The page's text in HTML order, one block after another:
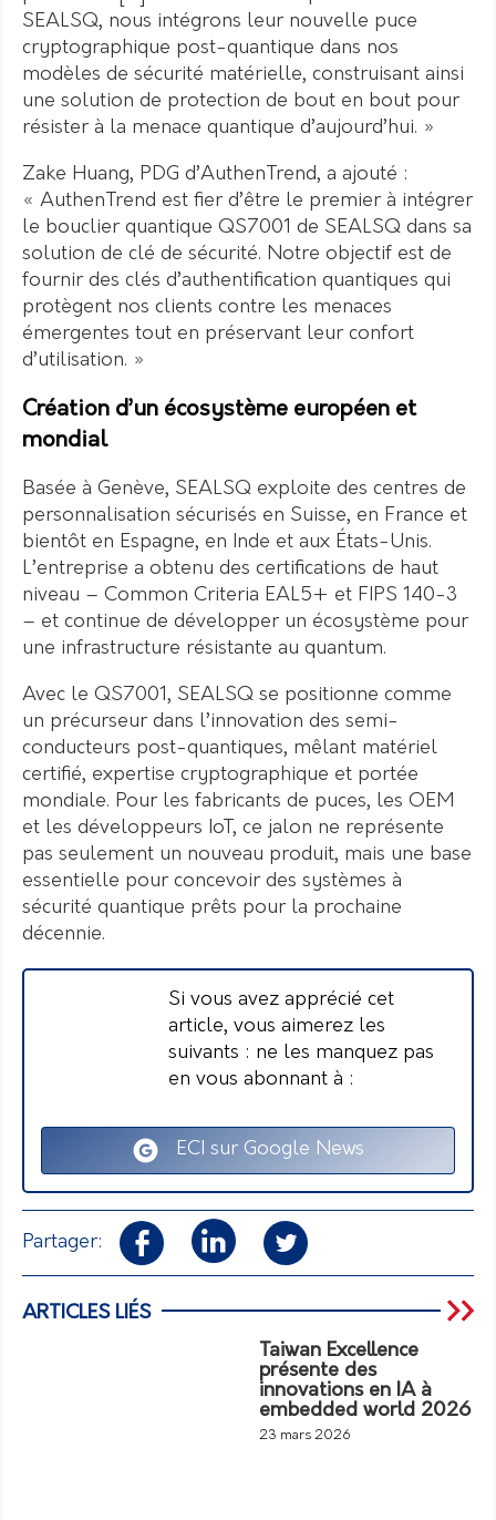
SEALSQ, nous intégrons leur nouvelle puce
cryptographique post-quantique dans nos
modèles de sécurité matérielle, construisant ainsi
une solution de protection de bout en bout pour
résister à la menace quantique d’aujourd’hui. »
Zake Huang, PDG d’AuthenTrend, a ajouté :
« AuthenTrend est fier d’être le premier à intégrer
le bouclier quantique QS7001 de SEALSQ dans sa
solution de clé de sécurité. Notre objectif est de
fournir des clés d’authentification quantiques qui
protègent nos clients contre les menaces
émergentes tout en préservant leur confort
d’utilisation. »
Création d’un écosystème européen et
mondial
Basée à Genève, SEALSQ exploite des centres de
personnalisation sécurisés en Suisse, en France et
bientôt en Espagne, en Inde et aux États-Unis.
L’entreprise a obtenu des certifications de haut
niveau – Common Criteria EAL5+ et FIPS 140-3
– et continue de développer un écosystème pour
une infrastructure résistante au quantum.
Avec le QS7001, SEALSQ se positionne comme
un précurseur dans l’innovation des semi-
conducteurs post-quantiques, mêlant matériel
certifié, expertise cryptographique et portée
mondiale. Pour les fabricants de puces, les OEM
et les développeurs IoT, ce jalon ne représente
pas seulement un nouveau produit, mais une base
essentielle pour concevoir des systèmes à
sécurité quantique prêts pour la prochaine
décennie.
Si vous avez apprécié cet
article, vous aimerez les
suivants : ne les manquez pas
en vous abonnant à :
ECI sur Google News
Partager:
ARTICLES LIÉS
Taiwan Excellence
présente des
innovations en IA à
embedded world 2026
23 mars 2026